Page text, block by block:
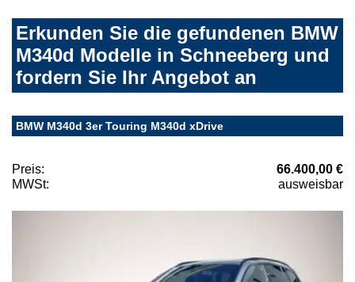
Erkunden Sie die gefundenen BMW
M340d Modelle in Schneeberg und
fordern Sie Ihr Angebot an
BMW M340d 3er Touring M340d xDrive
Preis:
66.400,00 €
MWSt:
ausweisbar